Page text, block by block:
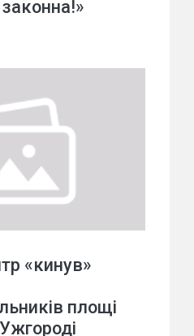
«кинув»
площі